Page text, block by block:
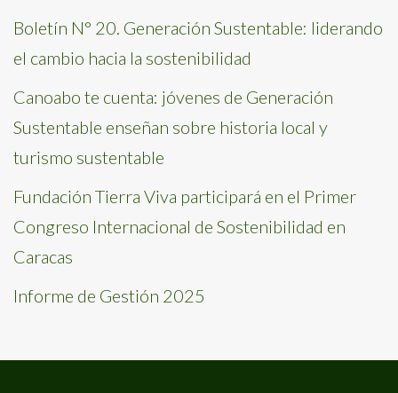
Boletín N° 20. Generación Sustentable: liderando
el cambio hacia la sostenibilidad
Canoabo te cuenta: jóvenes de Generación
Sustentable enseñan sobre historia local y
turismo sustentable
Fundación Tierra Viva participará en el Primer
Congreso Internacional de Sostenibilidad en
Caracas
Informe de Gestión 2025